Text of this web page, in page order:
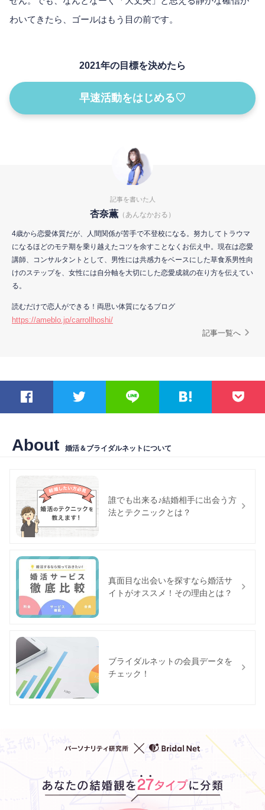
わいてきたら、ゴールはもう目の前です。
2021年の目標を決めたら
早速活動をはじめる♡
記事を書いた人
杏奈薫 （あんなかおる）
4歳から恋愛体質だが、人間関係が苦手で不登校になる。努力してトラウマ
になるほどのモテ期を乗り越えたコツを余すことなくお伝え中。現在は恋愛
講師、コンサルタントとして、男性には共感力をベースにした草食系男性向
けのステップを、女性には自分軸を大切にした恋愛成就の在り方を伝えてい
る。
読むだけで恋人ができる！両思い体質になるブログ
https://ameblo.jp/carrollhoshi/
記事一覧へ
About 婚活＆ブライダルネットについて
誰でも出来る♪結婚相手に出会う方
法とテクニックとは？
真面目な出会いを探すなら婚活サ
イトがオススメ！その理由とは？
ブライダルネットの会員データを
チェック！